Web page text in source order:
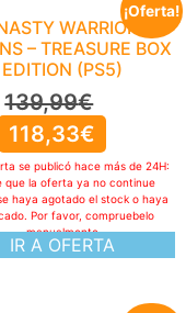
¡Oferta!
WARRIORS:
– TREASURE BOX
EDITION (PS5)
139,99€
118,33€
IR A OFERTA
se publicó hace más de 24H:
que la oferta ya no continue
haya agotado el stock o haya
Por favor, compruebelo
manualmente